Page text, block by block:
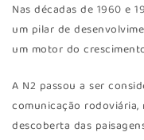
Nas décadas de 1960 e
um pilar de
um motor do
A N2 passou a ser
comunicação
descoberta das